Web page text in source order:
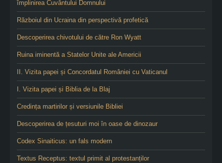
împlinirea Cuvântului Domnului
Războiul din Ucraina din perspectivă profetică
Descoperirea chivotului de către Ron Wyatt
Ruina iminentă a Statelor Unite ale Americii
II. Vizita papei și Concordatul României cu Vaticanul
I. Vizita papei și Biblia de la Blaj
Credința martirilor și versiunile Bibliei
Descoperirea de țesuturi moi în oase de dinozaur
Codex Sinaiticus: un fals modern
Textus Receptus: textul primit al protestanților